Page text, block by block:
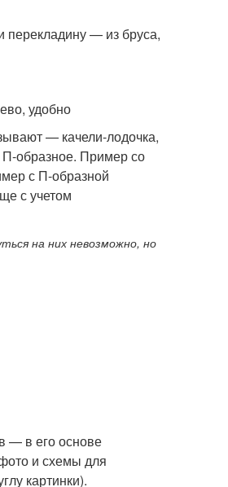
перекладину — из бруса,
удобно
— качели-лодочка,
П-образное. Пример со
с П-образной
с учетом
на них невозможно, но
— в его основе
и схемы для
картинки).